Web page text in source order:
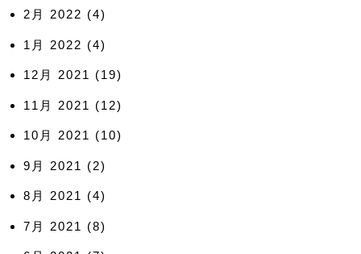
2月 2022 (4)
1月 2022 (4)
12月 2021 (19)
11月 2021 (12)
10月 2021 (10)
9月 2021 (2)
8月 2021 (4)
7月 2021 (8)